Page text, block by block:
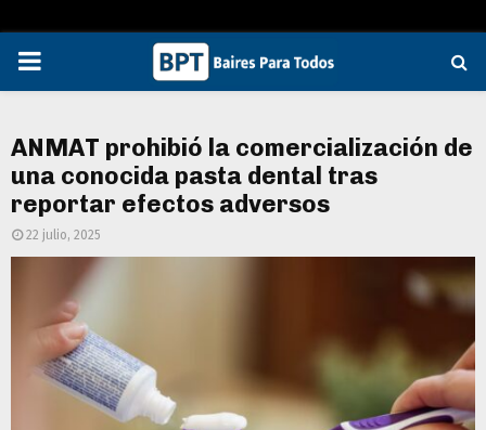
PRIMARY
ANMAT prohibió la comercialización de
una conocida pasta dental tras
reportar efectos adversos
22 julio, 2025